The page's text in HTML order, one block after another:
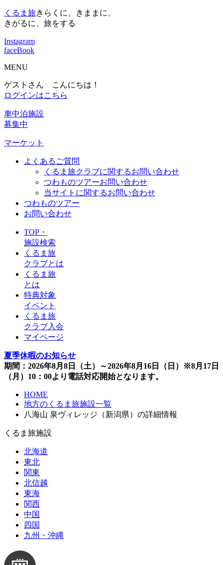
くるま旅きらくに、きままに、
きがるに、旅をする
Instagram
faceBook
MENU
ゲストさん こんにちは！
ログインはこちら
車中泊施設
募集中
マーケット
よくあるご質問
くるま旅クラブに関するお問い合わせ
つわものツアーお問い合わせ
当サイトに関するお問い合わせ
つわものツアー
お問い合わせ
TOP・
施設検索
くるま旅
クラブとは
くるま旅
とは
特典対象
イベント
くるま旅
クラブ入会
マイページ
夏季休暇のお知らせ
期間：2026年8月8日（土）～2026年8月16日（日）※8月17日
（月）10：00より電話対応開始となります。
HOME
地方のくるま旅施設一覧
八海山 泉ヴィレッジ（新潟県）の詳細情報
くるま旅施設
北海道
東北
関東
北信越
東海
関西
中国
四国
九州・沖縄